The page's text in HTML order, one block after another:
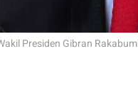
Presiden Gibran